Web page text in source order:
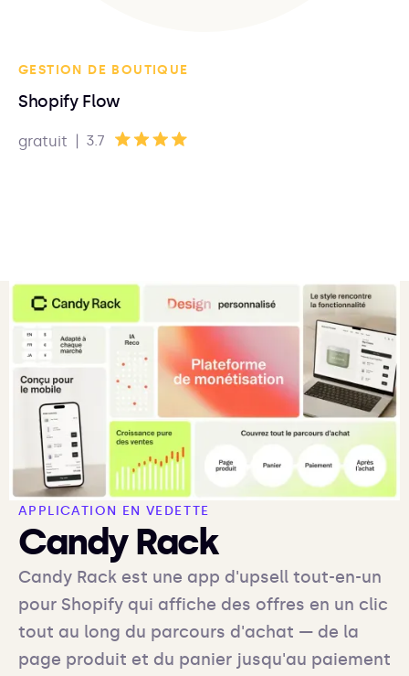
GESTION DE BOUTIQUE
Shopify Flow
gratuit | 3.7
APPLICATION EN VEDETTE
Candy Rack
Candy Rack est une app d'upsell tout-en-un
pour Shopify qui affiche des offres en un clic
tout au long du parcours d'achat — de la
page produit et du panier jusqu'au paiement